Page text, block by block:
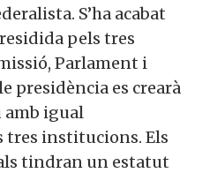
S’ha acabat
pels tres
Parlament i
presidència es crearà
amb igual
tres institucions. Els
tindran un estatut